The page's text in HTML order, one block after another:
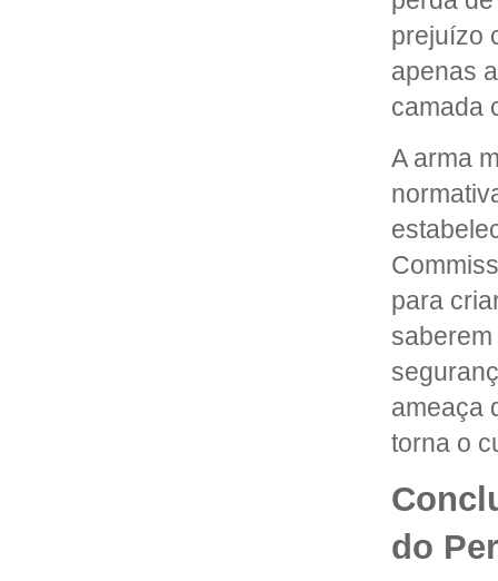
prejuízo
apenas
camada
A arma
para
ameaça
torna o
do